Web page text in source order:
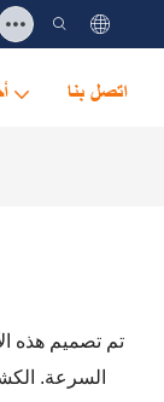
اتصل بنا
تم تصميم هذه
السرعة.